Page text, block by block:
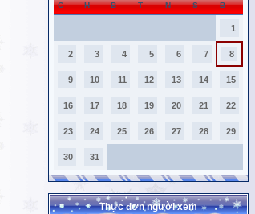
C H B T N S B
1
2 3 4 5 6 7 8
9 10 11 12 13 14 15
16 17 18 19 20 21 22
23 24 25 26 27 28 29
30 31
Thực đơn người xem